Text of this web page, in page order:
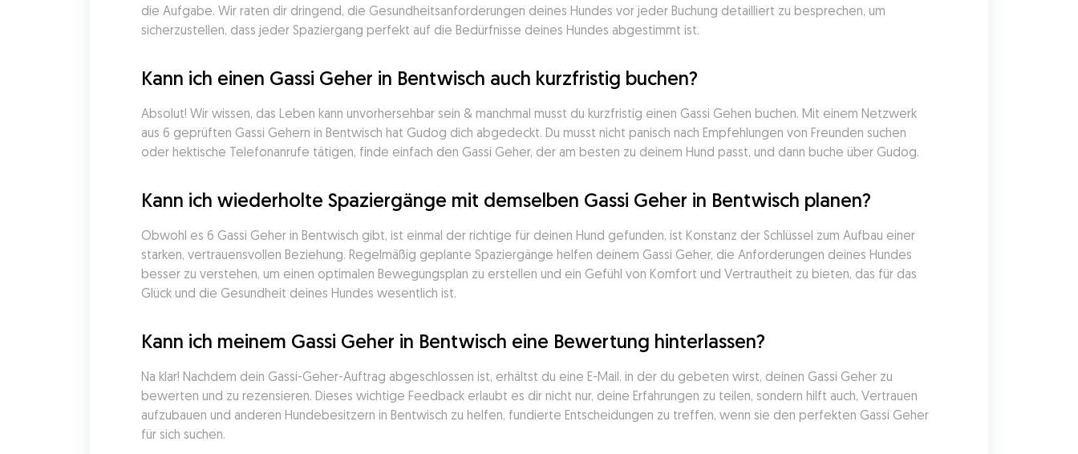
die Aufgabe. Wir raten dir dringend, die Gesundheitsanforderungen deines Hundes vor jeder Buchung detailliert zu besprechen, um
sicherzustellen, dass jeder Spaziergang perfekt auf die Bedürfnisse deines Hundes abgestimmt ist.
Kann ich einen Gassi Geher in Bentwisch auch kurzfristig buchen?
Absolut! Wir wissen, das Leben kann unvorhersehbar sein & manchmal musst du kurzfristig einen Gassi Gehen buchen. Mit einem Netzwerk
aus 6 geprüften Gassi Gehern in Bentwisch hat Gudog dich abgedeckt. Du musst nicht panisch nach Empfehlungen von Freunden suchen
oder hektische Telefonanrufe tätigen, finde einfach den Gassi Geher, der am besten zu deinem Hund passt, und dann buche über Gudog.
Kann ich wiederholte Spaziergänge mit demselben Gassi Geher in Bentwisch planen?
Obwohl es 6 Gassi Geher in Bentwisch gibt, ist einmal der richtige für deinen Hund gefunden, ist Konstanz der Schlüssel zum Aufbau einer
starken, vertrauensvollen Beziehung. Regelmäßig geplante Spaziergänge helfen deinem Gassi Geher, die Anforderungen deines Hundes
besser zu verstehen, um einen optimalen Bewegungsplan zu erstellen und ein Gefühl von Komfort und Vertrautheit zu bieten, das für das
Glück und die Gesundheit deines Hundes wesentlich ist.
Kann ich meinem Gassi Geher in Bentwisch eine Bewertung hinterlassen?
Na klar! Nachdem dein Gassi-Geher-Auftrag abgeschlossen ist, erhältst du eine E-Mail, in der du gebeten wirst, deinen Gassi Geher zu
bewerten und zu rezensieren. Dieses wichtige Feedback erlaubt es dir nicht nur, deine Erfahrungen zu teilen, sondern hilft auch, Vertrauen
aufzubauen und anderen Hundebesitzern in Bentwisch zu helfen, fundierte Entscheidungen zu treffen, wenn sie den perfekten Gassi Geher
für sich suchen.